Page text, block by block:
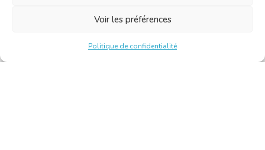
Voir les préférences
Politique de confidentialité